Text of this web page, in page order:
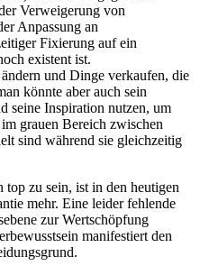
Verweigerung von
Anpassung an
Fixierung auf ein
existent ist.
und Dinge verkaufen, die
könnte aber auch sein
seine Inspiration nutzen, um
grauen Bereich zwischen
sind während sie gleichzeitig
zu sein, ist in den heutigen
mehr. Eine leider fehlende
zur Wertschöpfung
manifestiert den